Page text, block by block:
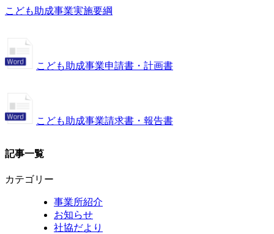
こども助成事業実施要綱
こども助成事業申請書・計画書
こども助成事業請求書・報告書
記事一覧
カテゴリー
事業所紹介
お知らせ
社協だより